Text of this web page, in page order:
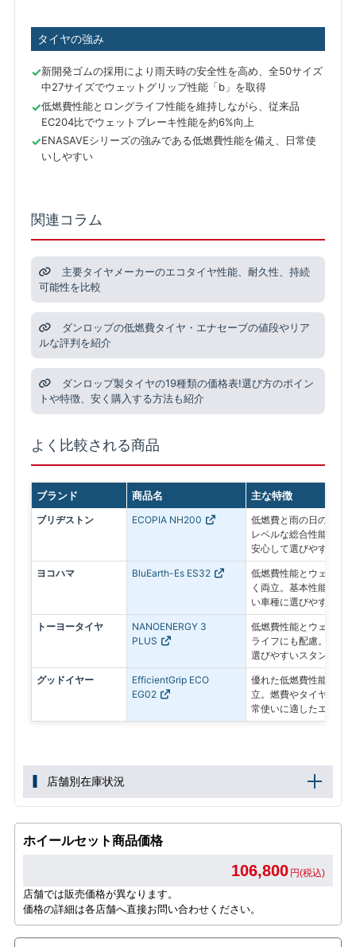
タイヤの強み
新開発ゴムの採用により雨天時の安全性を高め、全50サイズ
中27サイズでウェットグリップ性能「b」を取得
低燃費性能とロングライフ性能を維持しながら、従来品
EC204比でウェットブレーキ性能を約6%向上
ENASAVEシリーズの強みである低燃費性能を備え、日常使
いしやすい
関連コラム
主要タイヤメーカーのエコタイヤ性能、耐久性、持続
可能性を比較
ダンロップの低燃費タイヤ・エナセーブの値段やリア
ルな評判を紹介
ダンロップ製タイヤの19種類の価格表!選び方のポイン
トや特徴、安く購入する方法も紹介
よく比較される商品
ブランド 商品名 主な特徴
ブリヂストン ECOPIA NH200
低燃費と雨の日の安全
レベルな総合性能で、
安心して選びやすい低
ヨコハマ BluEarth-Es ES32
低燃費性能とウェット
く両立。基本性能をし
い車種に選びやすいス
トーヨータイヤ
NANOENERGY 3
PLUS
低燃費性能とウェット
ライフにも配慮。経済
選びやすいスタンダー
グッドイヤー
EfficientGrip ECO
EG02
優れた低燃費性能とロ
立。燃費やタイヤの長
常使いに適したエコタ
店舗別在庫状況
ホイールセット商品価格
106,800 円(税込)
店舗では販売価格が異なります。
価格の詳細は各店舗へ直接お問い合わせください。